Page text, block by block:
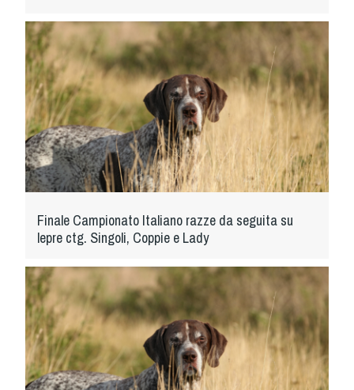
Finale Campionato Italiano razze da seguita su
lepre ctg. Singoli, Coppie e Lady
Sleddog